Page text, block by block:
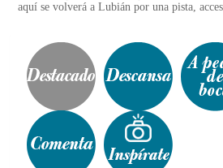
aquí se volverá a Lubián por una pista,